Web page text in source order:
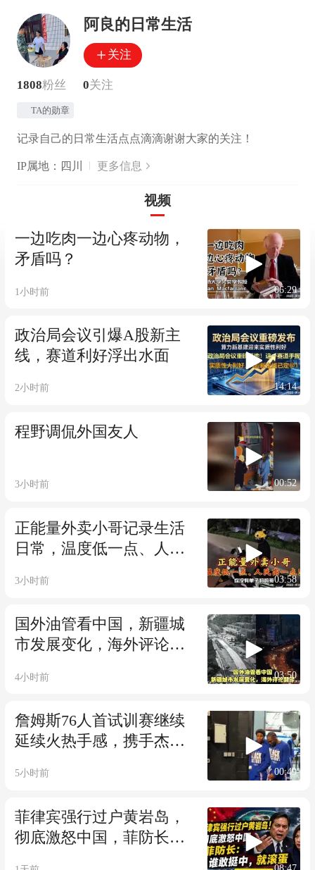
阿良的日常生活
关注
1808粉丝 0关注
TA的勋章
记录自己的日常生活点点滴滴谢谢大家的关注！
IP属地：四川 更多信息
视频
一边吃肉一边心疼动物，
矛盾吗？
1小时前 06:29
政治局会议引爆A股新主
线，赛道利好浮出水面
2小时前 14:14
程野调侃外国友人
3小时前 00:52
正能量外卖小哥记录生活
日常，温度低一点、人民
3小时前 03:58
国外油管看中国，新疆城
市发展变化，海外评论翻
4小时前 03:50
詹姆斯76人首试训赛继续
延续火热手感，携手杰伦
5小时前 00:49
菲律宾强行过户黄岩岛，
彻底激怒中国，菲防长：